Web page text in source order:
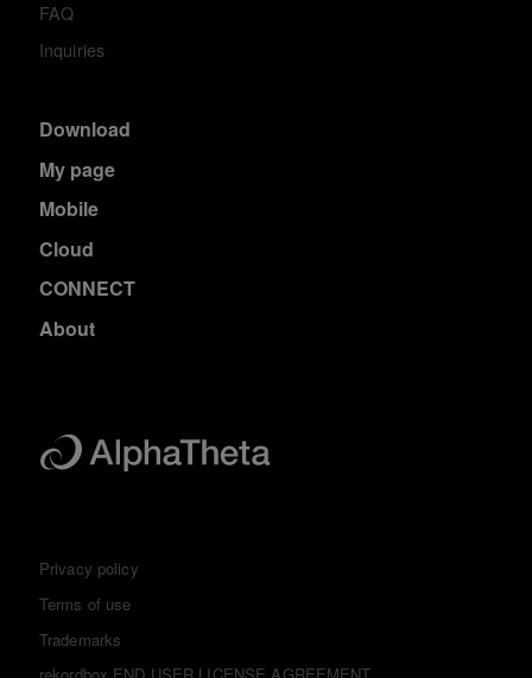
FAQ
Inquiries
Download
My page
Mobile
Cloud
CONNECT
About
Privacy policy
Terms of use
Trademarks